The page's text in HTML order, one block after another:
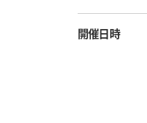
開催日時